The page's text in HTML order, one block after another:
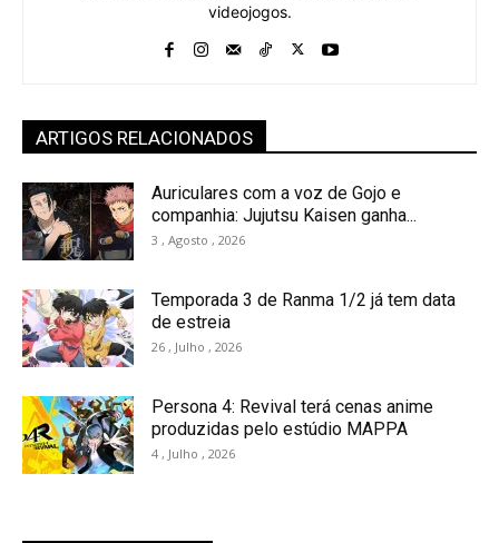
videojogos.
ARTIGOS RELACIONADOS
Auriculares com a voz de Gojo e
companhia: Jujutsu Kaisen ganha...
3 , Agosto , 2026
Temporada 3 de Ranma 1/2 já tem data
de estreia
26 , Julho , 2026
Persona 4: Revival terá cenas anime
produzidas pelo estúdio MAPPA
4 , Julho , 2026